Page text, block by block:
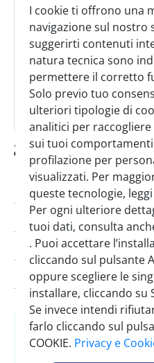
I cookie ti offrono una
navigazione sul nostro
suggerirti contenuti
natura tecnica sono
permettere il corretto
Solo previo tuo
ulteriori tipologie di
analitici per
sui tuoi
profilazione per
visualizzati. Per
queste tecnologie,
Per ogni ulteriore
tuoi dati, consulta
. Puoi accettare
cliccando sul pulsante
oppure scegliere le
installare, cliccando su
Se invece intendi
farlo cliccando sul
COOKIE. Privacy e
golia bianca sticks
Codice:
Brand:
Minimo vendita:
Scadenza minima:
Accedio
per vedere il prezzo